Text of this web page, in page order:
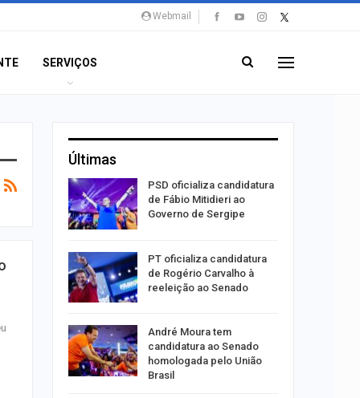
Webmail
SERVIÇOS
Últimas
e
o
em
PSD oficializa candidatura
de Fábio Mitidieri ao
Governo de Sergipe
PT oficializa candidatura
de Rogério Carvalho à
reeleição ao Senado
André Moura tem
candidatura ao Senado
homologada pelo União
Brasil